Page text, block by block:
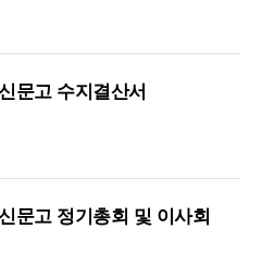
문고 수지결산서
문고 정기총회 및 이사회